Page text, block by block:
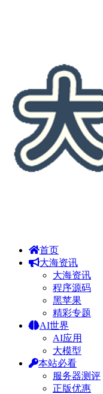
首页
大海资讯
大海资讯
程序源码
黑苹果
精彩专题
AI世界
AI应用
大模型
本站必看
服务器测评
正版优惠